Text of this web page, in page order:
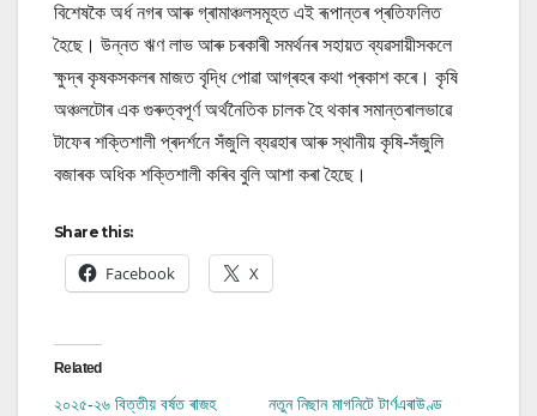
বিশেষকৈ অৰ্ধ নগৰ আৰু গ্ৰামাঞ্চলসমূহত এই ৰূপান্তৰ প্ৰতিফলিত
হৈছে। উন্নত ঋণ লাভ আৰু চৰকাৰী সমৰ্থনৰ সহায়ত ব্যৱসায়ীসকলে
ক্ষুদ্ৰ কৃষকসকলৰ মাজত বৃদ্ধি পোৱা আগ্ৰহৰ কথা প্ৰকাশ কৰে। কৃষি
অঞ্চলটোৰ এক গুৰুত্বপূৰ্ণ অৰ্থনৈতিক চালক হৈ থকাৰ সমান্তৰালভাৱে
টাফেৰ শক্তিশালী প্ৰদৰ্শনে সঁজুলি ব্যৱহাৰ আৰু স্থানীয় কৃষি-সঁজুলি
বজাৰক অধিক শক্তিশালী কৰিব বুলি আশা কৰা হৈছে।
Share this:
Facebook X
Related
২০২৫-২৬ বিত্তীয় বৰ্ষত ৰাজহ
নতুন নিছান মাগনিটে টাৰ্ণএৰাউণ্ড